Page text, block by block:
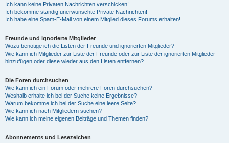
Ich kann keine Privaten Nachrichten verschicken!
Ich bekomme ständig unerwünschte Private Nachrichten!
Ich habe eine Spam-E-Mail von einem Mitglied dieses Forums erhalten!
Freunde und ignorierte Mitglieder
Wozu benötige ich die Listen der Freunde und ignorierten Mitglieder?
Wie kann ich Mitglieder zur Liste der Freunde oder zur Liste der ignorierten Mitglieder
hinzufügen oder diese wieder aus den Listen entfernen?
Die Foren durchsuchen
Wie kann ich ein Forum oder mehrere Foren durchsuchen?
Weshalb erhalte ich bei der Suche keine Ergebnisse?
Warum bekomme ich bei der Suche eine leere Seite?
Wie kann ich nach Mitgliedern suchen?
Wie kann ich meine eigenen Beiträge und Themen finden?
Abonnements und Lesezeichen